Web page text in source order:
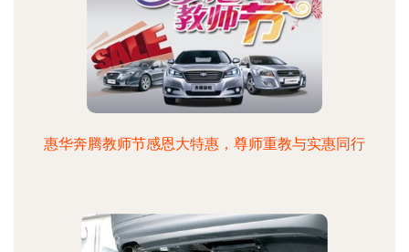
惠华奔腾教师节感恩大特惠，尊师重教与实惠同行